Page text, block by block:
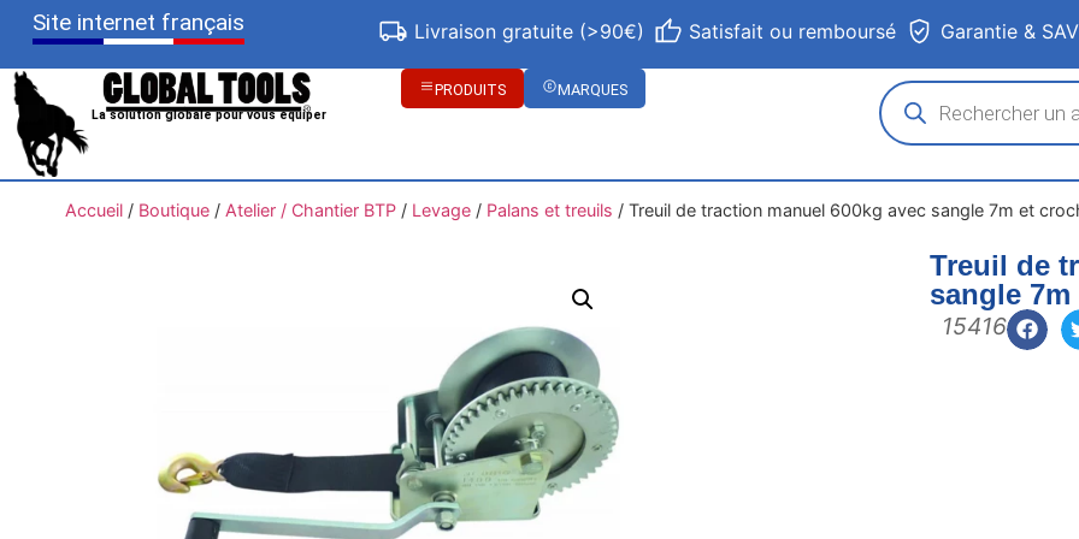
Site internet français Livraison gratuite (>90€) Satisfait ou remboursé Garantie & SAV
La solution globale pour vous équiper
PRODUITS MARQUES
Accueil/ Boutique/ Atelier / Chantier BTP/ Levage/ Palans et treuils / Treuil de traction manuel 600kg avec sangle 7m et
Treuil de
sangle
15416